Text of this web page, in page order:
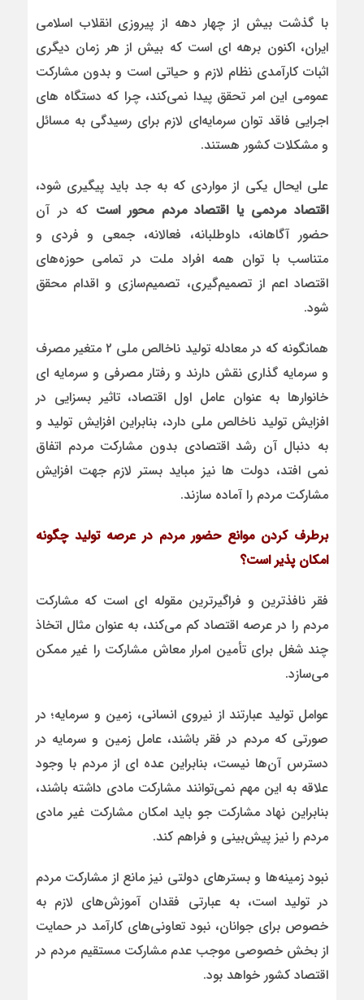
با گذشت بیش از چهار دهه از پیروزی انقلاب اسلامی
ایران، اکنون برهه ای است که بیش از هر زمان دیگری
اثبات کارآمدی نظام لازم و حیاتی است و بدون مشارکت
عمومی این امر تحقق پیدا نمی‌کند، چرا که دستگاه های
اجرایی فاقد توان سرمایه‌ای لازم برای رسیدگی به مسائل
و مشکلات کشور هستند.
علی ایحال یکی از مواردی که به جد باید پیگیری شود،
اقتصاد مردمی یا اقتصاد مردم محور است که در آن
حضور آگاهانه، داوطلبانه، فعالانه، جمعی و فردی و
متناسب با توان همه افراد ملت در تمامی حوزه‌های
اقتصاد اعم از تصمیم‌گیری، تصمیم‌سازی و اقدام محقق
شود.
همانگونه که در معادله تولید ناخالص ملی ۲ متغیر مصرف
و سرمایه گذاری نقش دارند و رفتار مصرفی و سرمایه ای
خانوارها به عنوان عامل اول اقتصاد، تاثیر بسزایی در
افزایش تولید ناخالص ملی دارد، بنابراین افزایش تولید و
به دنبال آن رشد اقتصادی بدون مشارکت مردم اتفاق
نمی افتد، دولت ها نیز مباید بستر لازم جهت افزایش
مشارکت مردم را آماده سازند.
برطرف کردن موانع حضور مردم در عرصه تولید چگونه
امکان پذیر است؟
فقر نافذترین و فراگیرترین مقوله ای است که مشارکت
مردم را در عرصه اقتصاد کم می‌کند، به عنوان مثال اتخاذ
چند شغل برای تأمین امرار معاش مشارکت را غیر ممکن
می‌سازد.
عوامل تولید عبارتند از نیروی انسانی، زمین و سرمایه؛ در
صورتی که مردم در فقر باشند، عامل زمین و سرمایه در
دسترس آن‌ها نیست، بنابراین عده ای از مردم با وجود
علاقه به این مهم نمی‌توانند مشارکت مادی داشته باشند،
بنابراین نهاد مشارکت جو باید امکان مشارکت غیر مادی
مردم را نیز پیش‌بینی و فراهم کند.
نبود زمینه‌ها و بسترهای دولتی نیز مانع از مشارکت مردم
در تولید است، به عبارتی فقدان آموزش‌های لازم به
خصوص برای جوانان، نبود تعاونی‌های کارآمد در حمایت
از بخش خصوصی موجب عدم مشارکت مستقیم مردم در
اقتصاد کشور خواهد بود.